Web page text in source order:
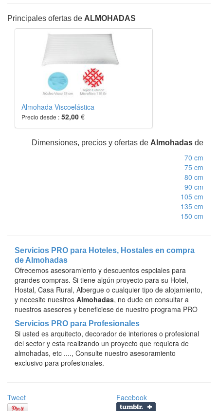
Principales ofertas de ALMOHADAS
Almohada Viscoelástica
Precio desde : 52,00 €
Dimensiones, precios y ofertas de Almohadas de
70 cm
75 cm
80 cm
90 cm
105 cm
135 cm
150 cm
Servicios PRO para Hoteles, Hostales en compra
de Almohadas
Ofrecemos asesoramiento y descuentos espciales para
grandes compras. Si tiene algún proyecto para su Hotel,
Hostal, Casa Rural, Albergue o cualquier tipo de alojamiento,
y necesite nuestros Almohadas, no dude en consultar a
nuestros asesores y beneficiese de nuestro programa PRO
Servicios PRO para Profesionales
Si usted es arquitecto, decorador de interiores o profesional
del sector y esta realizando un proyecto que requiera de
almohadas, etc ...., Consulte nuestro asesoramiento
exclusivo para profesionales.
Tweet Facebook